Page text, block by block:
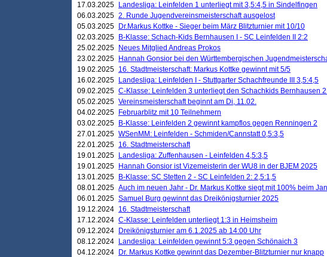
17.03.2025
Landesliga: Leinfelden 1 unterliegt mit 3,5:4,5 in Sindelfingen
06.03.2025 2. Runde Jugendvereinsmeisterschaft ausgelost
05.03.2025
Dr.Markus Kottke - Sieger beim März Blitzturnier mit 10/10
02.03.2025
B-Klasse: Schach-Kids Bernhausen I - SC Leinfelden II 2:2
25.02.2025
Neues Mitglied Andreas Prokos
23.02.2025
Hannah Gonsior bei den Württembergischen
19.02.2025 16. Stadtmeisterschaft: Markus Kottke gewinnt mit 5/5
16.02.2025
Landesliga: Leinfelden I - Stuttgarter Schachfreunde III 3,5:4,5
09.02.2025 C-Klasse: Leinfelden 3 unterliegt den Schachkids Bernhausen
05.02.2025 Vereinsmeisterschaft beginnt am Di, 11.02.
04.02.2025
Februarblitz mit 10 Teilnehmern
03.02.2025
B-Klasse: Leinfelden 2 gewinnt kampflos gegen Renningen 2
27.01.2025 WSenMM: Leinfelden - Schmiden/Cannstatt 0,5:3,5
22.01.2025 16. Stadtmeisterschaft
19.01.2025
Landesliga: Zuffenhausen - Leinfelden 4,5:3,5
19.01.2025
Hannah Gonsior ist Vizemeisterin der WU8 in der BJEM 2025
13.01.2025
B-Klasse: SC Stetten 2 - SC Leinfelden 2: 2,5:1,5
08.01.2025 Auch im neuen Jahr - Dr. Markus Kottke siegt mit 100% beim
06.01.2025 Samuel Burg gewinnt das Dreikönigsturnier 2025
19.12.2024 16. Stadtmeisterschaft
17.12.2024 C-Klasse: Leinfelden unterliegt 1:3 in Heimsheim
09.12.2024
Dreikönigsturnier am 6.1.2025 ab 14:00 Uhr
08.12.2024
Landesliga: Leinfelden gewinnt 5:3 gegen Schönaich 3
04.12.2024
Dr. Markus Kottke gewinnt das Dezember-Blitzturnier nur knapp